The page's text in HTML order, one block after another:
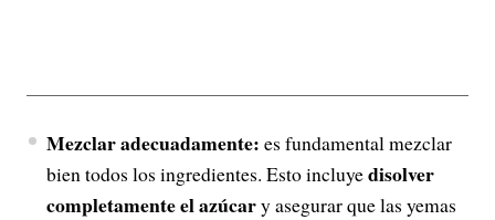
Mezclar adecuadamente: es fundamental mezclar
bien todos los ingredientes. Esto incluyedisolver
completamente el azúcary asegurar que las yemas